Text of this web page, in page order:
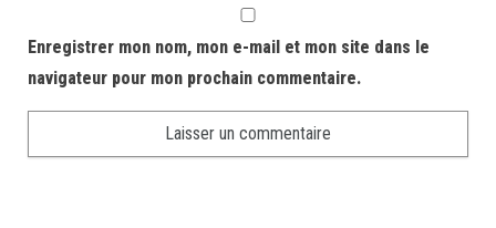
Enregistrer mon nom, mon e-mail et mon site dans le
navigateur pour mon prochain commentaire.